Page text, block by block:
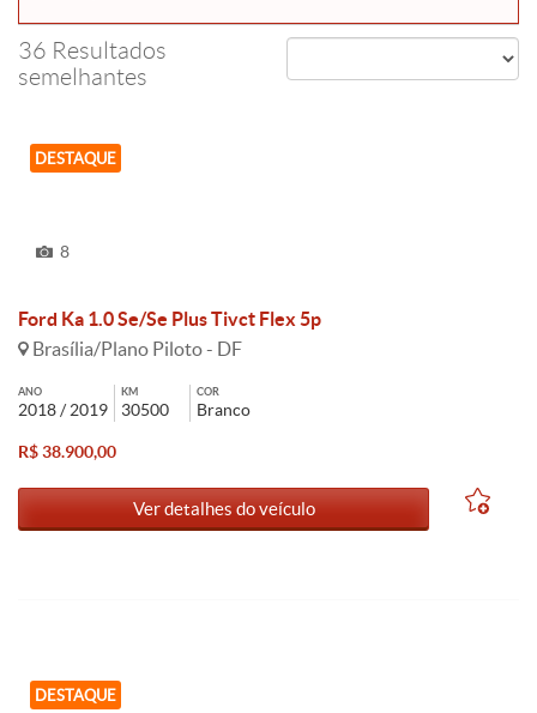
36 Resultados
semelhantes
DESTAQUE
8
Ford Ka 1.0 Se/Se Plus Tivct Flex 5p
Brasília/Plano Piloto - DF
ANO
2018 / 2019
KM
30500
COR
Branco
R$ 38.900,00
Ver detalhes do veículo
DESTAQUE